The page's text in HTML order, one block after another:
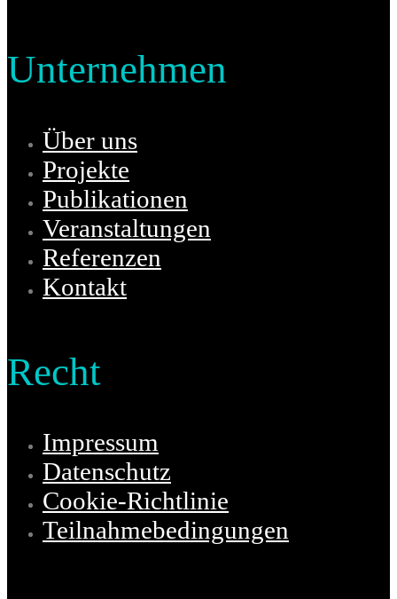
Unternehmen
Über uns
Projekte
Publikationen
Veranstaltungen
Referenzen
Kontakt
Recht
Impressum
Datenschutz
Cookie-Richtlinie
Teilnahmebedingungen